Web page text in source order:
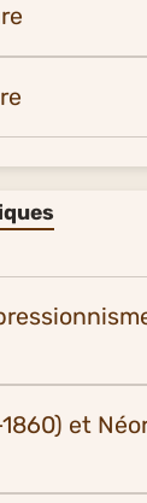
et